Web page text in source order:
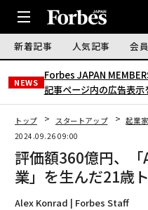
新着記事 人気記事 会
NEWS
Forbes JAPAN
記事ページ内の広告表
トップ スタートアップ 起業家
2024.09.26 09:00
評価額360億円、
業」を生んだ21歳
Alex Konrad | Forbes Staff